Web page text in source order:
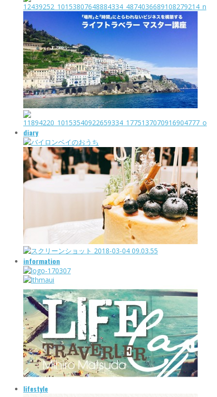
diary
information
lifestyle